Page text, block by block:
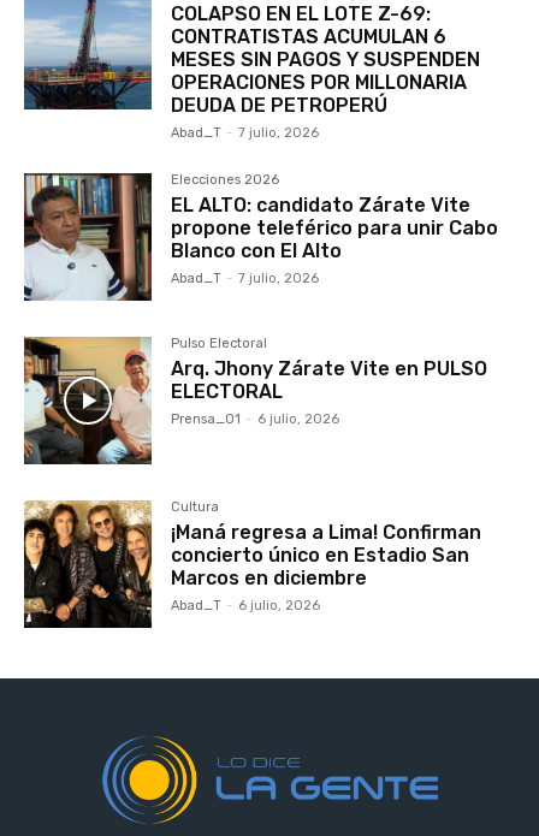
COLAPSO EN EL LOTE Z-69:
CONTRATISTAS ACUMULAN 6
MESES SIN PAGOS Y SUSPENDEN
OPERACIONES POR MILLONARIA
DEUDA DE PETROPERÚ
Abad_T - 7 julio, 2026
Elecciones 2026
EL ALTO: candidato Zárate Vite
propone teleférico para unir Cabo
Blanco con El Alto
Abad_T - 7 julio, 2026
Pulso Electoral
Arq. Jhony Zárate Vite en PULSO
ELECTORAL
Prensa_01 - 6 julio, 2026
Cultura
¡Maná regresa a Lima! Confirman
concierto único en Estadio San
Marcos en diciembre
Abad_T - 6 julio, 2026